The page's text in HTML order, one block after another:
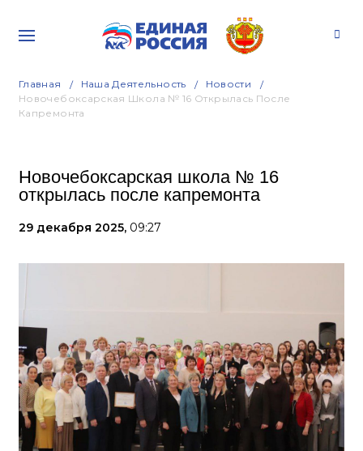
Главная Наша Деятельность
Новости
Новочебоксарская Школа № 16 Открылась После
Капремонта
Новочебоксарская школа № 16
открылась после капремонта
29 декабря 2025, 09:27